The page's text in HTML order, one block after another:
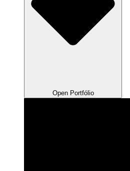
Open Portfólio